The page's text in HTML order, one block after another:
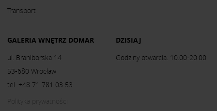
Transport
GALERIA WNĘTRZ DOMAR
ul. Braniborska 14
53-680 Wrocław
tel. +48 71 781 03 53
DZISIAJ
Godziny otwarcia: 10:00-20:00